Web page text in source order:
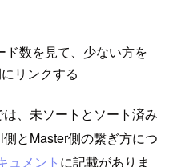
数を見て、少ない方を
リンクする
、未ソートとソート済み
とMaster側の繋ぎ方につ
ュメント に記載がありま